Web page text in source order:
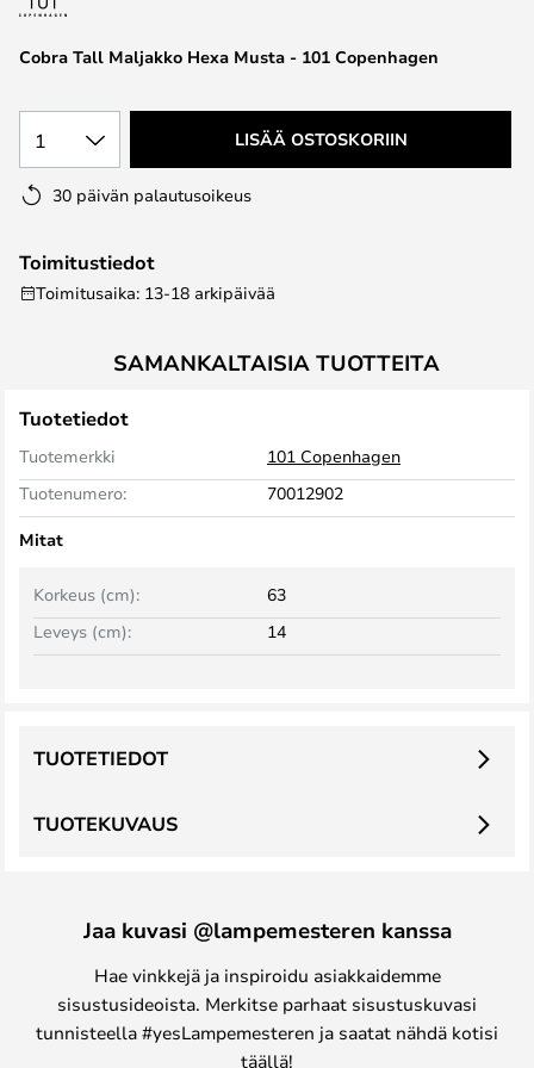
the
images
Cobra Tall Maljakko Hexa Musta - 101 Copenhagen
1 LISÄÄ OSTOSKORIIN
30 päivän palautusoikeus
Toimitustiedot
Toimitusaika: 13-18 arkipäivää
SAMANKALTAISIA TUOTTEITA
Tuotetiedot
Tuotemerkki
101 Copenhagen
Tuotenumero:
70012902
Mitat
Leveys (cm): 14
Korkeus (cm): 63
TUOTEKUVAUS
TUOTETIEDOT
Jaa kuvasi @lampemesteren kanssa
Hae vinkkejä ja inspiroidu asiakkaidemme
sisustusideoista. Merkitse parhaat sisustuskuvasi
tunnisteella #yesLampemesteren ja saatat nähdä kotisi
täällä!